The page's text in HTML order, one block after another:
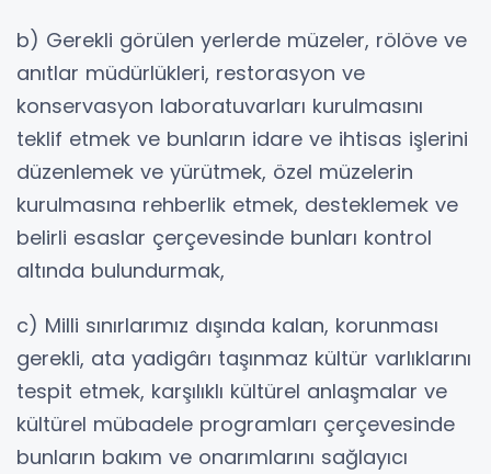
b) Gerekli görülen yerlerde müzeler, rölöve ve
anıtlar müdürlükleri, restorasyon ve
konservasyon laboratuvarları kurulmasını
teklif etmek ve bunların idare ve ihtisas işlerini
düzenlemek ve yürütmek, özel müzelerin
kurulmasına rehberlik etmek, desteklemek ve
belirli esaslar çerçevesinde bunları kontrol
altında bulundurmak,
c) Milli sınırlarımız dışında kalan, korunması
gerekli, ata yadigârı taşınmaz kültür varlıklarını
tespit etmek, karşılıklı kültürel anlaşmalar ve
kültürel mübadele programları çerçevesinde
bunların bakım ve onarımlarını sağlayıcı